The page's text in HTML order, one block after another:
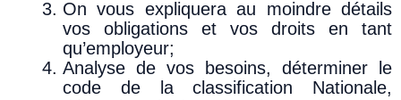
On vous expliquera au moindre détails
vos obligations et vos droits en tant
qu’employeur;
Analyse de vos besoins, déterminer le
code de la classification Nationale,